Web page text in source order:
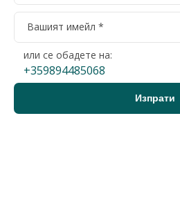
или се обадете на:
+359894485068